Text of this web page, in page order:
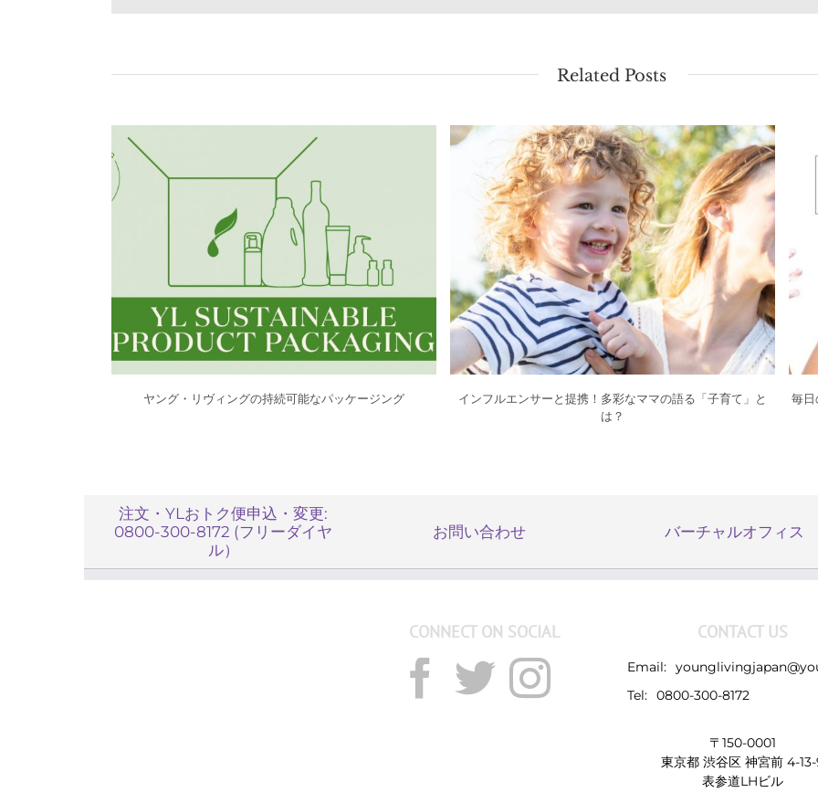
Related Posts
ヤング・リヴィングの持続可能なパッケージング
インフルエンサーと提携！多彩なママの語る「子育て」と
は？
毎日
注文・YLおトク便申込・変更:
0800-300-8172 (フリーダイヤ
ル）
お問い合わせ バーチャルオフィス
CONNECT ON SOCIAL CONTACT US
Email:
Tel: 0800-300-8172
〒150-0001
東京都 渋谷区 神宮前 4-
表参道LHビル